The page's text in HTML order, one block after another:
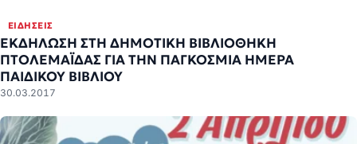
ΕΙΔΉΣΕΙΣ
ΕΚΔΗΛΩΣΗ ΣΤΗ ΔΗΜΟΤΙΚΗ ΒΙΒΛΙΟΘΗΚΗ
ΠΤΟΛΕΜΑΪΔΑΣ ΓΙΑ ΤΗΝ ΠΑΓΚΟΣΜΙΑ ΗΜΕΡΑ
ΠΑΙΔΙΚΟΥ ΒΙΒΛΙΟΥ
30.03.2017